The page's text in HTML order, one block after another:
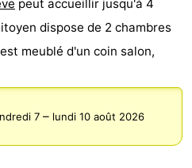
peut accueillir jusqu'à 4
dispose de 2 chambres
meublé d'un coin salon,
vendredi 7 – lundi 10 août 2026